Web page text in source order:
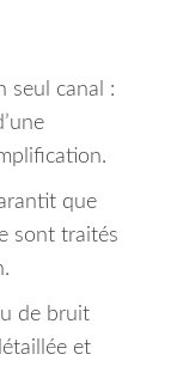
seul canal :
que
sont traités
de bruit
et